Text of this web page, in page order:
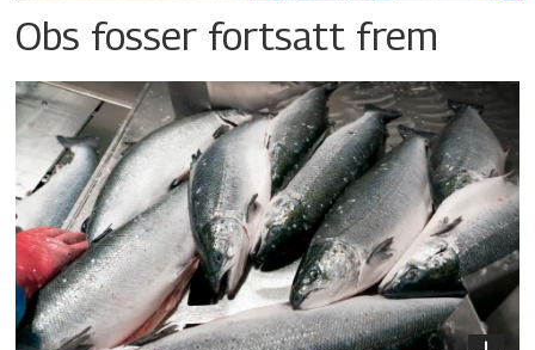
Obs fosser fortsatt frem